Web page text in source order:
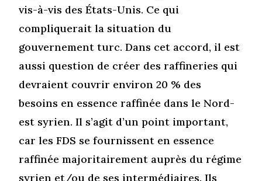
vis-à-vis des États-Unis. Ce qui
compliquerait la situation du
gouvernement turc. Dans cet accord, il est
aussi question de créer des raffineries qui
devraient couvrir environ 20 % des
besoins en essence raffinée dans le Nord-
est syrien. Il s’agit d’un point important,
car les FDS se fournissent en essence
raffinée majoritairement auprès du régime
syrien et/ou de ses intermédiaires. Ils